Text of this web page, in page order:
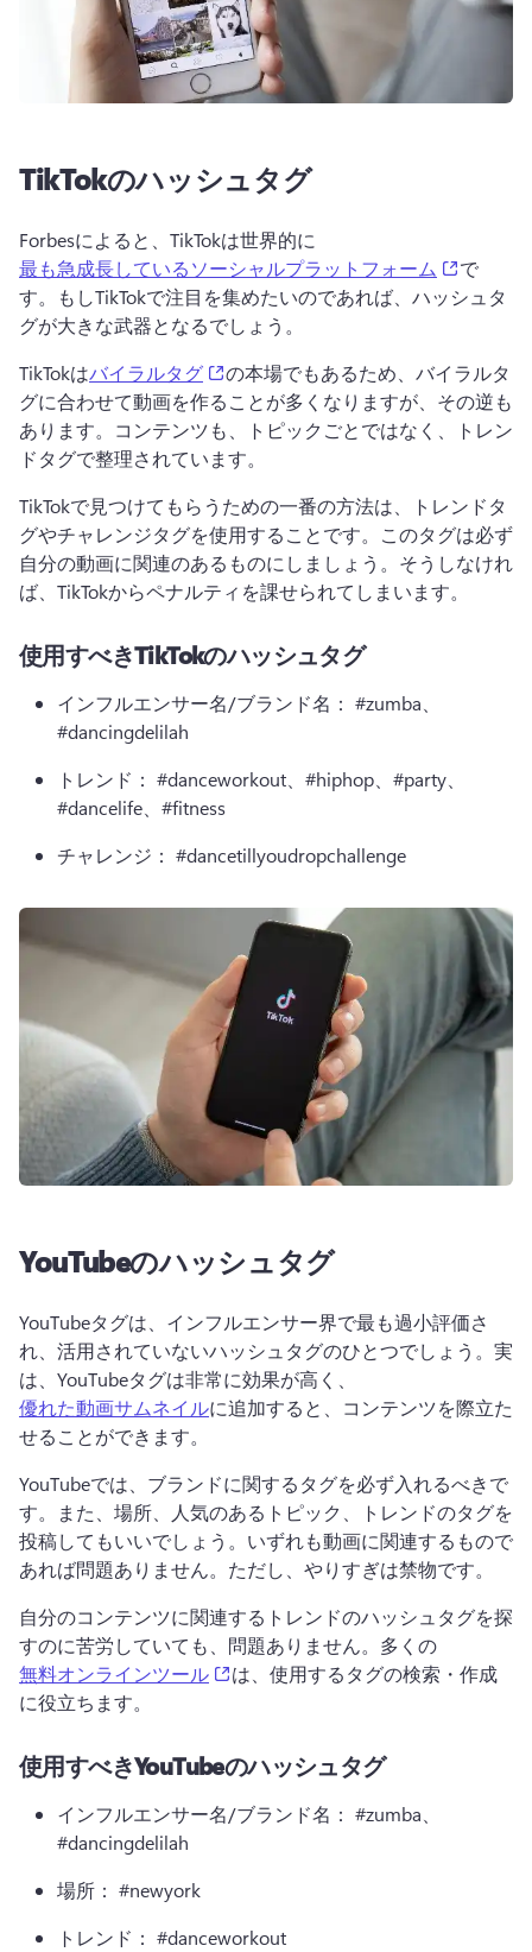
TikTokのハッシュタグ
Forbesによると、TikTokは世界的に
最も急成長しているソーシャルプラットフォーム
(opens
で
す。もしTikTokで注目を集めたいのであれば、ハッシュタ
グが大きな武器となるでしょう。
TikTokはバイラルタグ (opens in a new tab)
の本場でもあるため、バイラルタ
グに合わせて動画を作ることが多くなりますが、その逆も
あります。コンテンツも、トピックごとではなく、トレン
ドタグで整理されています。
TikTokで見つけてもらうための一番の方法は、トレンドタ
グやチャレンジタグを使用することです。このタグは必ず
自分の動画に関連のあるものにしましょう。そうしなけれ
ば、TikTokからペナルティを課せられてしまいます。
使用すべきTikTokのハッシュタグ
インフルエンサー名/ブランド名： #zumba、
#dancingdelilah
トレンド： #danceworkout、#hiphop、#party、
#dancelife、#fitness
チャレンジ： #dancetillyoudropchallenge
YouTubeのハッシュタグ
YouTubeタグは、インフルエンサー界で最も過小評価さ
れ、活用されていないハッシュタグのひとつでしょう。実
は、YouTubeタグは非常に効果が高く、
優れた動画サムネイルに追加すると、コンテンツを際立た
せることができます。
YouTubeでは、ブランドに関するタグを必ず入れるべきで
す。また、場所、人気のあるトピック、トレンドのタグを
投稿してもいいでしょう。いずれも動画に関連するもので
あれば問題ありません。ただし、やりすぎは禁物です。
自分のコンテンツに関連するトレンドのハッシュタグを探
すのに苦労していても、問題ありません。多くの
無料オンラインツール
(opens in a new tab)
は、使用するタグの検索・作成
に役立ちます。
使用すべきYouTubeのハッシュタグ
インフルエンサー名/ブランド名： #zumba、
#dancingdelilah
場所： #newyork
トレンド： #danceworkout